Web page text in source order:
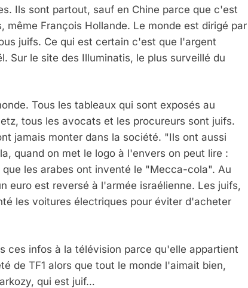
Ils sont partout, sauf en Chine parce que c'est
François Hollande. Le monde est dirigé par
juifs. Ce qui est certain c'est que l'argent
Sur le site des Illuminatis, le plus surveillé du
Tous les tableaux qui sont exposés au
tous les avocats et les procureurs sont juifs.
jamais monter dans la société. "Ils ont aussi
quand on met le logo à l'envers on peut lire :
les arabes ont inventé le "Mecca-cola". Au
euro est reversé à l'armée israélienne. Les juifs,
les voitures électriques pour éviter d'acheter
ces infos à la télévision parce qu'elle appartient
de TF1 alors que tout le monde l'aimait bien,
qui est juif…